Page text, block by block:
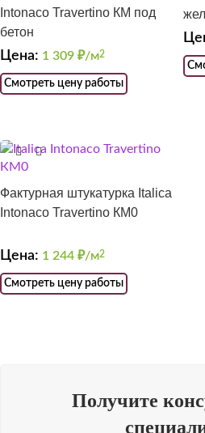
Intonaco Travertino КМ под
бетон
Цена: 1 309 ₽/м2
Смотреть цену работы
Фактурная штукатурка Italica
Intonaco Travertino КМ0
Цена: 1 244 ₽/м2
Смотреть цену работы
Получите